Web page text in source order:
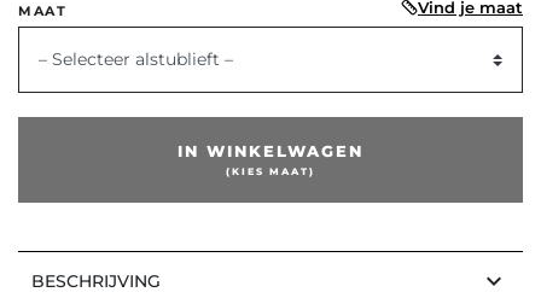
MAAT Vind je maat
– Selecteer alstublieft –
IN WINKELWAGEN
(KIES MAAT)
BESCHRIJVING keyboard_arrow_down